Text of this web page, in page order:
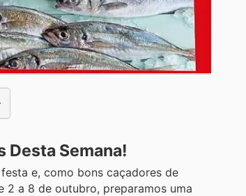
Desta Semana!
e, como bons caçadores de
2 a 8 de outubro, preparamos uma